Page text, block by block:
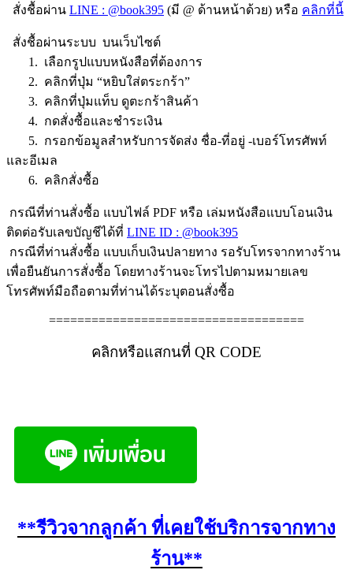
สั่งชื้อผ่าน LINE : @book395 (มี @ ด้านหน้าด้วย) หรือ คลิกที่นี้
สั่งชื้อผ่านระบบ บนเว็บไซต์
1. เลือกรูปแบบหนังสือที่ต้องการ
2. คลิกที่ปุ่ม “หยิบใส่ตระกร้า”
3. คลิกที่ปุ่มแท็บ ดูตะกร้าสินค้า
4. กดสั่งซื้อและชำระเงิน
5. กรอกข้อมูลสำหรับการจัดส่ง ชื่อ-ที่อยู่ -เบอร์โทรศัพท์
และอีเมล
6. คลิกสั่งซื้อ
กรณีที่ท่านสั่งซื้อ แบบไฟล์ PDF หรือ เล่มหนังสือแบบโอนเงิน
ติดต่อรับเลขบัญชีได้ที่ LINE ID : @book395
กรณีที่ท่านสั่งซื้อ แบบเก็บเงินปลายทาง รอรับโทรจากทางร้าน
เพื่อยืนยันการสั่งซื้อ โดยทางร้านจะโทรไปตามหมายเลข
โทรศัพท์มือถือตามที่ท่านได้ระบุตอนสั่งซื้อ
====================================
คลิกหรือแสกนที่ QR CODE
**รีวิวจากลูกค้า ที่เคยใช้บริการจากทาง
ร้าน**